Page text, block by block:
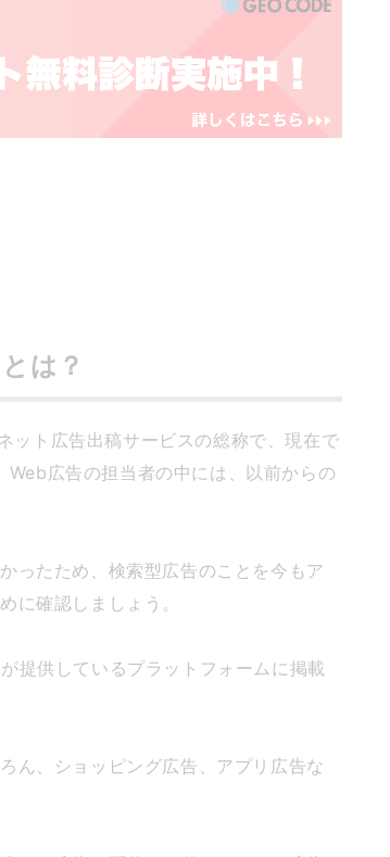
は？
ト広告出稿サービスの総称で、現在で
広告の担当者の中には、以前からの
ったため、検索型広告のことを今もア
に確認しましょう。
提供しているプラットフォームに掲載
ん、ショッピング広告、アプリ広告な